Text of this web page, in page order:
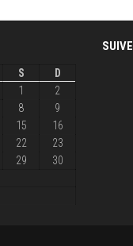
S D
1
2
8
9
15
16
22
23
29
30